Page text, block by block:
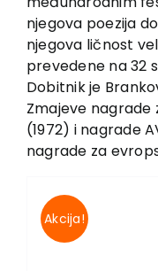
njegova poezija
njegova ličnost
prevedene na 32
Dobitnik je
Zmajeve nagrade
(1972) i nagrade
nagrade za
Akcija!